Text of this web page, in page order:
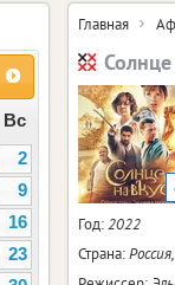
Главная
Год:2022
Страна:
Вс
2
9
16
23